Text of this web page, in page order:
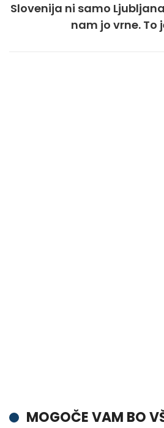
Slovenija ni samo
nam jo vrne.
MOGOČE VAM BO